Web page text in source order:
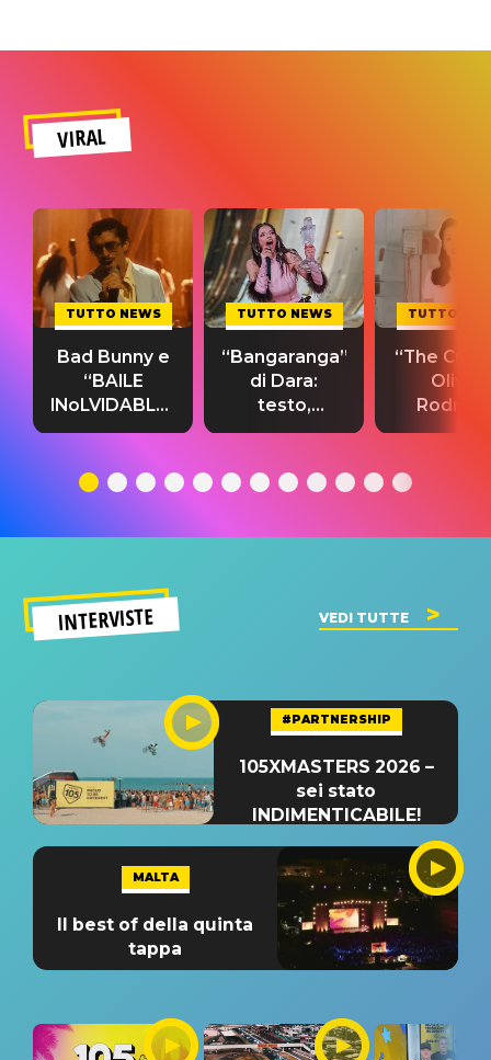
VIRAL
TUTTO NEWS
Bad Bunny e
“BAILE
INoLVIDABLE”:
testo,
significato
TUTTO NEWS
“Bangaranga”
di Dara:
testo,
traduzione e
del singolo
TUTTO
“The
Olivia
testo,
INTERVISTE VEDI TUTTE
#PARTNERSHIP
105XMASTERS 2026 –
sei stato
INDIMENTICABILE!
MALTA
Il best of della quinta
tappa